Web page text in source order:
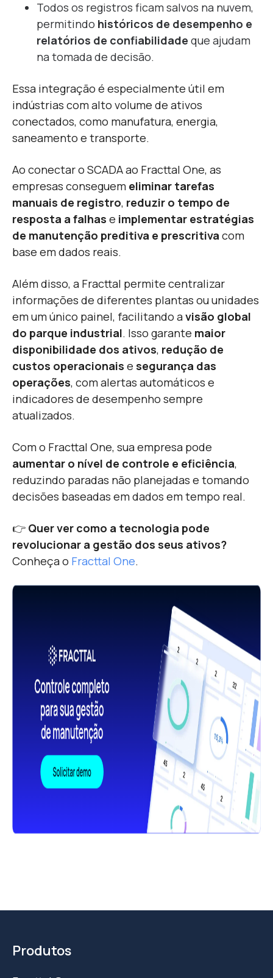
Todos os registros ficam salvos na nuvem,
permitindo históricos de desempenho e
relatórios de confiabilidade que ajudam
na tomada de decisão.
Essa integração é especialmente útil em
indústrias com alto volume de ativos
conectados, como manufatura, energia,
saneamento e transporte.
Ao conectar o SCADA ao Fracttal One, as
empresas conseguem eliminar tarefas
manuais de registro, reduzir o tempo de
resposta a falhas e implementar estratégias
de manutenção preditiva e prescritiva com
base em dados reais.
Além disso, a Fracttal permite centralizar
informações de diferentes plantas ou unidades
em um único painel, facilitando avisão global
do parque industrial. Isso garante maior
disponibilidade dos ativos, redução de
custos operacionais e segurança das
operações, com alertas automáticos e
indicadores de desempenho sempre
atualizados.
Com o Fracttal One, sua empresa pode
aumentar o nível de controle e eficiência,
reduzindo paradas não planejadas e tomando
decisões baseadas em dados em tempo real.
👉 Quer ver como a tecnologia pode
revolucionar a gestão dos seus ativos?
Conheça o Fracttal One.
Produtos